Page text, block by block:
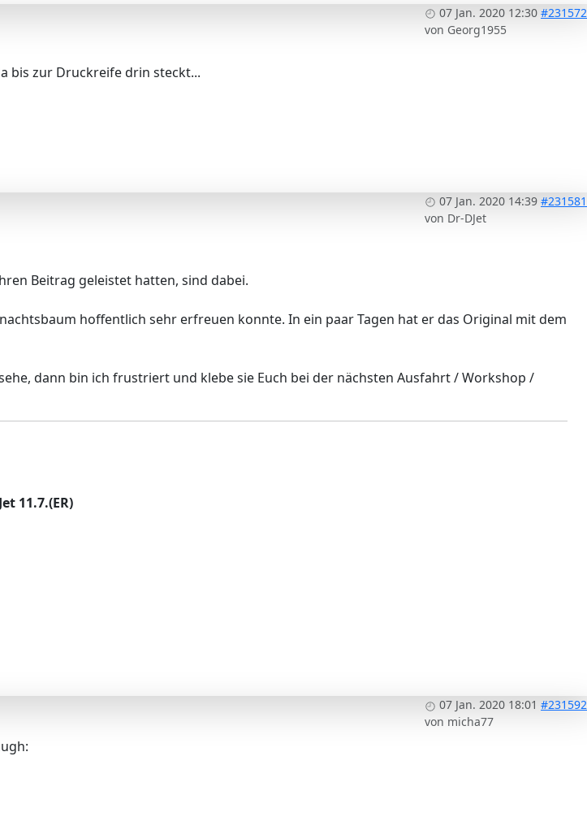
07 Jan. 2020 12:30 #231572
von Georg1955
bis zur Druckreife drin steckt...
07 Jan. 2020 14:39 #231581
von Dr-DJet
Beitrag geleistet hatten, sind dabei.
hoffentlich sehr erfreuen konnte. In ein paar Tagen hat er das Original mit dem
dann bin ich frustriert und klebe sie Euch bei der nächsten Ausfahrt / Workshop /
11.7.(ER)
07 Jan. 2020 18:01 #231592
von micha77